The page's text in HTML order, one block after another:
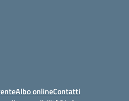
Albo onlineContatti